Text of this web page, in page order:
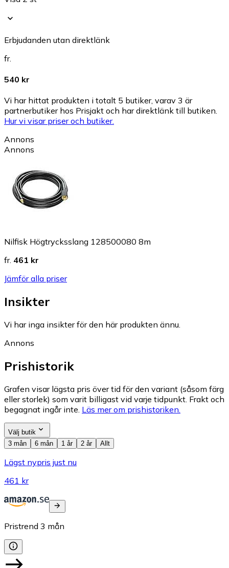
Erbjudanden utan direktlänk
fr.
540 kr
Vi har hittat produkten i totalt 5 butiker, varav 3 är
partnerbutiker hos Prisjakt och har direktlänk till butiken.
Hur vi visar priser och butiker.
Annons
Annons
Nilfisk Högtrycksslang 128500080 8m
fr. 461 kr
Jämför alla priser
Insikter
Vi har inga insikter för den här produkten ännu.
Annons
Prishistorik
Grafen visar lägsta pris över tid för den variant (såsom färg
eller storlek) som varit billigast vid varje tidpunkt. Frakt och
begagnat ingår inte. Läs mer om prishistoriken.
Välj butik
3 mån
6 mån 1 år 2 år Allt
Lägst nypris just nu
461 kr
Pristrend 3 mån